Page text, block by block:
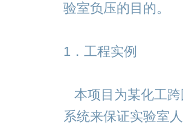
验室负压的目的。
1．工程实例
本项目为某化工
系统来保证实验室